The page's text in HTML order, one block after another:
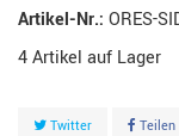
Artikel-Nr.: ORES-
4Artikel
Twitter Teilen